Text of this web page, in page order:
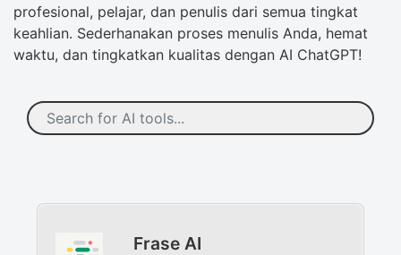
profesional, pelajar, dan penulis dari semua tingkat
keahlian. Sederhanakan proses menulis Anda, hemat
waktu, dan tingkatkan kualitas dengan AI ChatGPT!
Frase AI